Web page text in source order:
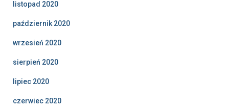
listopad 2020
październik 2020
wrzesień 2020
sierpień 2020
lipiec 2020
czerwiec 2020